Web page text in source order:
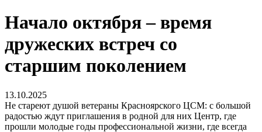
Начало октября – время
дружеских встреч со
старшим поколением
13.10.2025
Не стареют душой ветераны Красноярского ЦСМ: с большой
радостью ждут приглашения в родной для них Центр, где
прошли молодые годы профессиональной жизни, где всегда